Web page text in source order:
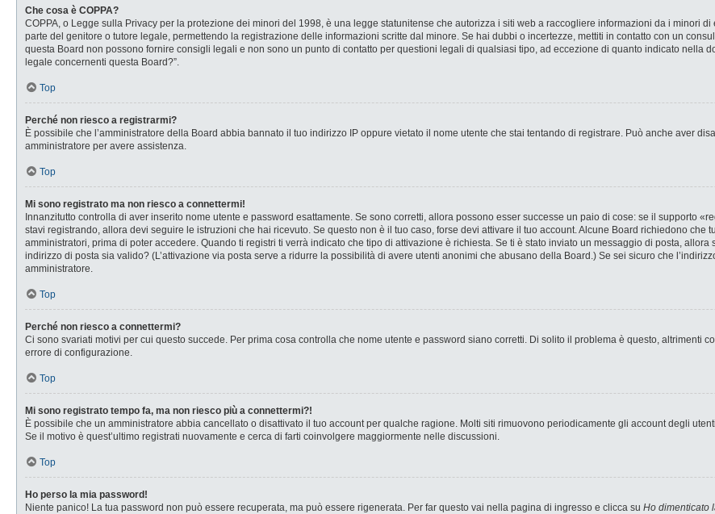
Che cosa è COPPA?
COPPA, o Legge sulla Privacy per la protezione dei minori del 1998, è una legge statunitense che autorizza i siti web a raccogliere informazioni da i minori
parte del genitore o tutore legale, permettendo la registrazione delle informazioni scritte dal minore. Se hai dubbi o incertezze, mettiti in contatto con un
questa Board non possono fornire consigli legali e non sono un punto di contatto per questioni legali di qualsiasi tipo, ad eccezione di quanto indicato nella
legale concernenti questa Board?”.
Top
Perché non riesco a registrarmi?
È possibile che l’amministratore della Board abbia bannato il tuo indirizzo IP oppure vietato il nome utente che stai tentando di registrare. Può anche aver
amministratore per avere assistenza.
Top
Mi sono registrato ma non riesco a connettermi!
Innanzitutto controlla di aver inserito nome utente e password esattamente. Se sono corretti, allora possono esser successe un paio di cose: se il supporto
stavi registrando, allora devi seguire le istruzioni che hai ricevuto. Se questo non è il tuo caso, forse devi attivare il tuo account. Alcune Board richiedono che
amministratori, prima di poter accedere. Quando ti registri ti verrà indicato che tipo di attivazione è richiesta. Se ti è stato inviato un messaggio di posta,
indirizzo di posta sia valido? (L’attivazione via posta serve a ridurre la possibilità di avere utenti anonimi che abusano della Board.) Se sei sicuro che
amministratore.
Top
Perché non riesco a connettermi?
Ci sono svariati motivi per cui questo succede. Per prima cosa controlla che nome utente e password siano corretti. Di solito il problema è questo, altrimenti
errore di configurazione.
Top
Mi sono registrato tempo fa, ma non riesco più a connettermi?!
È possibile che un amministratore abbia cancellato o disattivato il tuo account per qualche ragione. Molti siti rimuovono periodicamente gli account degli
Se il motivo è quest’ultimo registrati nuovamente e cerca di farti coinvolgere maggiormente nelle discussioni.
Top
Ho perso la mia password!
Niente panico! La tua password non può essere recuperata, ma può essere rigenerata. Per far questo vai nella pagina di ingresso e clicca su Ho dimenticato